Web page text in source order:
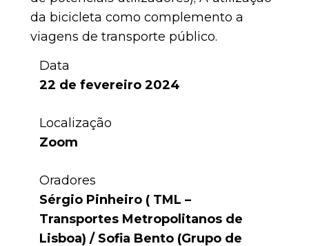
da bicicleta como complemento a
viagens de transporte público.
Data
22 de fevereiro 2024
Localização
Zoom
Oradores
Sérgio Pinheiro ( TML –
Transportes Metropolitanos de
Lisboa) / Sofia Bento (Grupo de